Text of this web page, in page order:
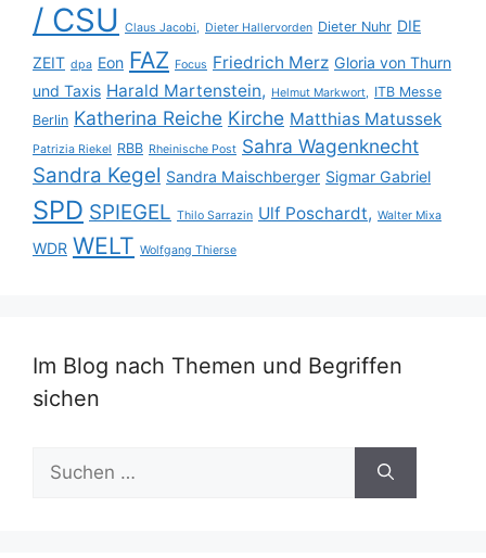
/ CSU Claus Jacobi, Dieter Hallervorden Dieter Nuhr DIE
ZEIT dpa Eon FAZ Focus Friedrich Merz Gloria von Thurn
und Taxis Harald Martenstein, Helmut Markwort, ITB Messe
Berlin Katherina Reiche Kirche Matthias Matussek
Patrizia Riekel RBB Rheinische Post Sahra Wagenknecht
Sandra Kegel Sandra Maischberger Sigmar Gabriel
SPD SPIEGEL Thilo Sarrazin Ulf Poschardt, Walter Mixa
WDR WELT Wolfgang Thierse
Im Blog nach Themen und Begriffen
sichen
Suche
nach: